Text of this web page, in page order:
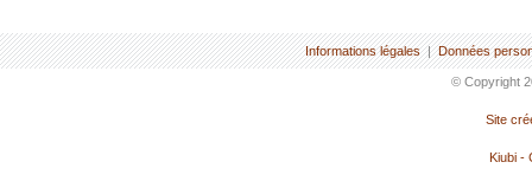
Informations légales | Données
© Copyright
Site
Kiubi -